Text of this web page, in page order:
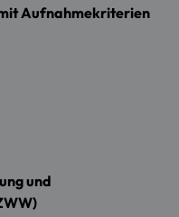
Aufnahmekriterien
und